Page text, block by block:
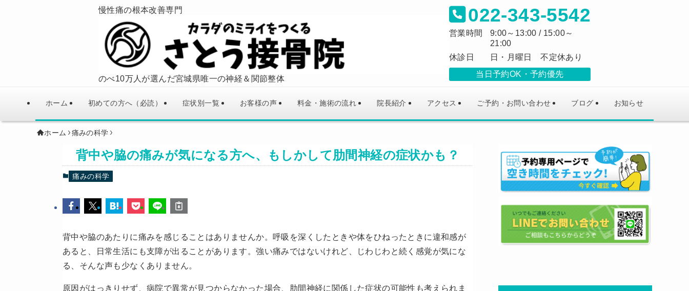
慢性痛の根本改善専門
のべ10万人が選んだ宮城県唯一の神経＆関節整体
022-343-5542
営業時間
9:00～13:00 / 15:00～
21:00
休診日
日・月曜日 不定休あり
当日予約OK
予約優先
ホーム 初めての方へ（必読） 症状別一覧 お客様の声 料金・施術の流れ 院長紹介 アクセス ご予約・お問い合わせ ブログ お知らせ
ホーム 痛みの科学
背中や脇の痛みが気になる方へ、もしかして肋間神経の症状かも？
痛みの科学
背中や脇のあたりに痛みを感じることはありませんか。呼吸を深くしたときや体をひねったときに違和感が
あると、日常生活にも支障が出ることがあります。強い痛みではないけれど、じわじわと続く感覚が気にな
る、そんな声も少なくありません。
原因がはっきりせず、病院で異常が見つからなかった場合、肋間神経に関係した症状の可能性も考えられま